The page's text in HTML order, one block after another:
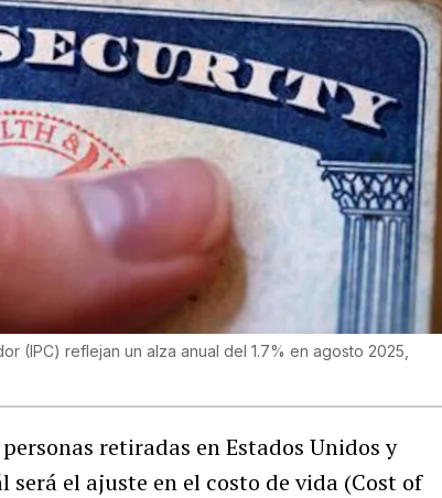
(IPC) reflejan un alza anual del 1.7% en agosto 2025,
retiradas en Estados Unidos y
será el ajuste en el costo de vida (Cost of